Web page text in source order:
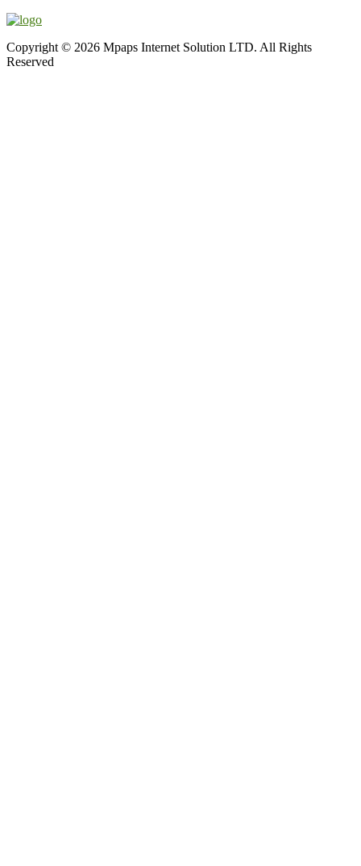
Copyright © 2026 Mpaps Internet Solution LTD. All Rights
Reserved